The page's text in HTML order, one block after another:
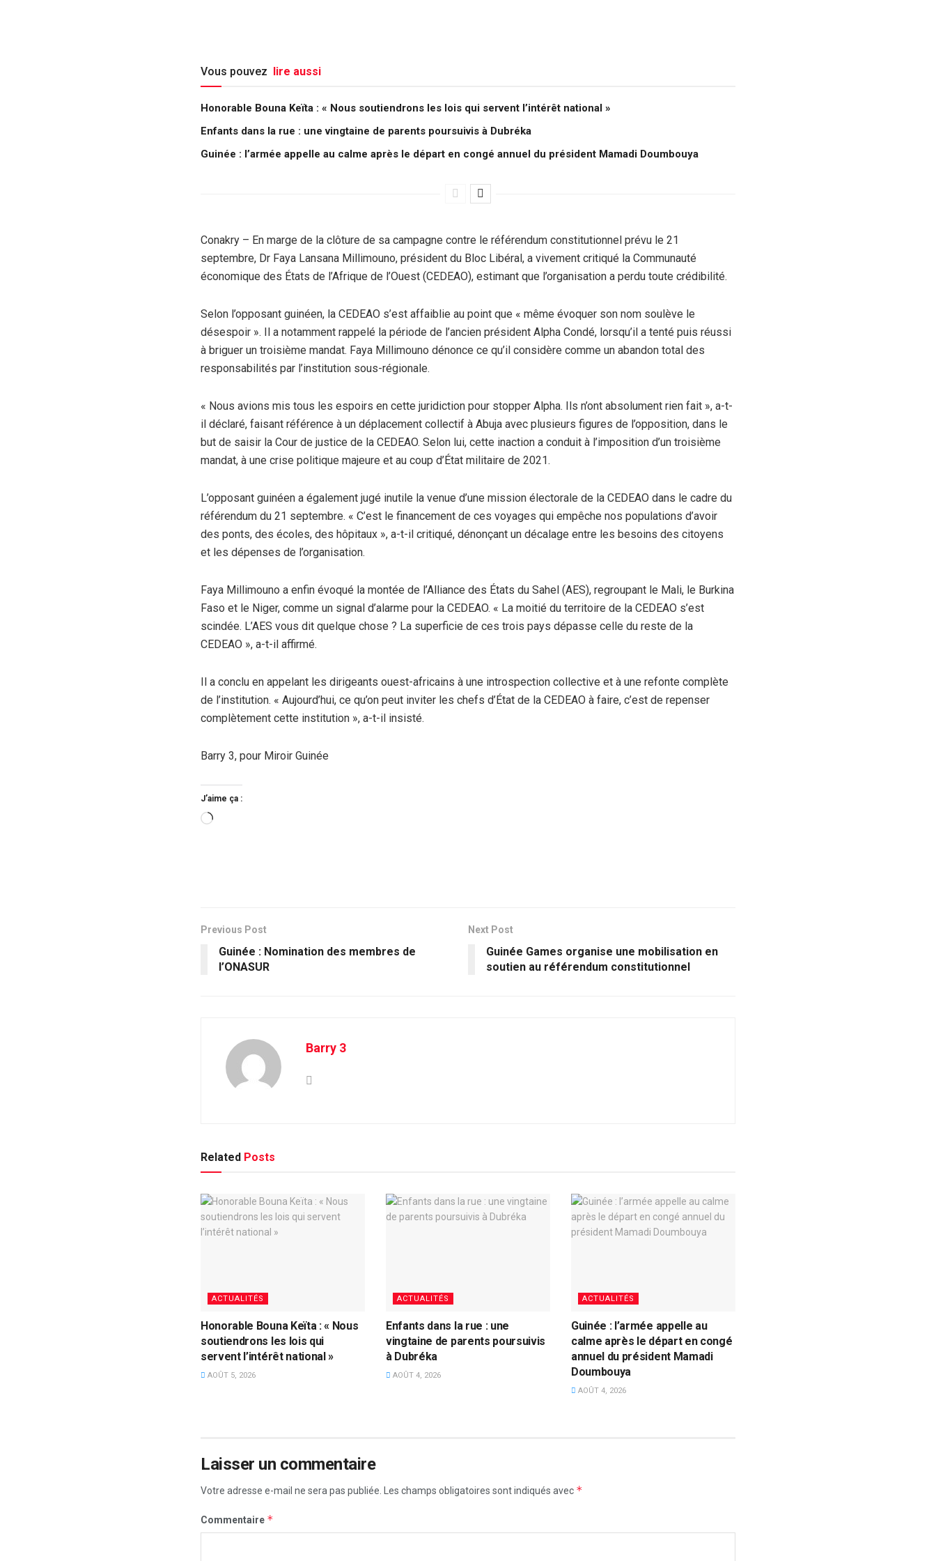
Vous pouvez lire aussi
Honorable Bouna Keïta : « Nous soutiendrons les lois qui servent l’intérêt national »
Enfants dans la rue : une vingtaine de parents poursuivis à Dubréka
Guinée : l’armée appelle au calme après le départ en congé annuel du président Mamadi Doumbouya
Conakry – En marge de la clôture de sa campagne contre le référendum constitutionnel prévu le 21
septembre, Dr Faya Lansana Millimouno, président du Bloc Libéral, a vivement critiqué la Communauté
économique des États de l’Afrique de l’Ouest (CEDEAO), estimant que l’organisation a perdu toute crédibilité.
Selon l’opposant guinéen, la CEDEAO s’est affaiblie au point que « même évoquer son nom soulève le
désespoir ». Il a notamment rappelé la période de l’ancien président Alpha Condé, lorsqu’il a tenté puis réussi
à briguer un troisième mandat. Faya Millimouno dénonce ce qu’il considère comme un abandon total des
responsabilités par l’institution sous-régionale.
« Nous avions mis tous les espoirs en cette juridiction pour stopper Alpha. Ils n’ont absolument rien fait », a-t-
il déclaré, faisant référence à un déplacement collectif à Abuja avec plusieurs figures de l’opposition, dans le
but de saisir la Cour de justice de la CEDEAO. Selon lui, cette inaction a conduit à l’imposition d’un troisième
mandat, à une crise politique majeure et au coup d’État militaire de 2021.
L’opposant guinéen a également jugé inutile la venue d’une mission électorale de la CEDEAO dans le cadre du
référendum du 21 septembre. « C’est le financement de ces voyages qui empêche nos populations d’avoir
des ponts, des écoles, des hôpitaux », a-t-il critiqué, dénonçant un décalage entre les besoins des citoyens
et les dépenses de l’organisation.
Faya Millimouno a enfin évoqué la montée de l’Alliance des États du Sahel (AES), regroupant le Mali, le Burkina
Faso et le Niger, comme un signal d’alarme pour la CEDEAO. « La moitié du territoire de la CEDEAO s’est
scindée. L’AES vous dit quelque chose ? La superficie de ces trois pays dépasse celle du reste de la
CEDEAO », a-t-il affirmé.
Il a conclu en appelant les dirigeants ouest-africains à une introspection collective et à une refonte complète
de l’institution. « Aujourd’hui, ce qu’on peut inviter les chefs d’État de la CEDEAO à faire, c’est de repenser
complètement cette institution », a-t-il insisté.
Barry 3, pour Miroir Guinée
J’aime ça :
Chargement…
Previous Post
Guinée : Nomination des membres de
l’ONASUR
Next Post
Guinée Games organise une mobilisation en
soutien au référendum constitutionnel
Barry 3
Related Posts
ACTUALITÉS
Honorable Bouna Keïta : « Nous
soutiendrons les lois qui
servent l’intérêt national »
AOÛT 5, 2026
ACTUALITÉS
Enfants dans la rue : une
vingtaine de parents poursuivis
à Dubréka
AOÛT 4, 2026
ACTUALITÉS
Guinée : l’armée appelle au
calme après le départ en congé
annuel du président Mamadi
Doumbouya
AOÛT 4, 2026
Laisser un commentaire
Votre adresse e-mail ne sera pas publiée. Les champs obligatoires sont indiqués avec *
Commentaire *